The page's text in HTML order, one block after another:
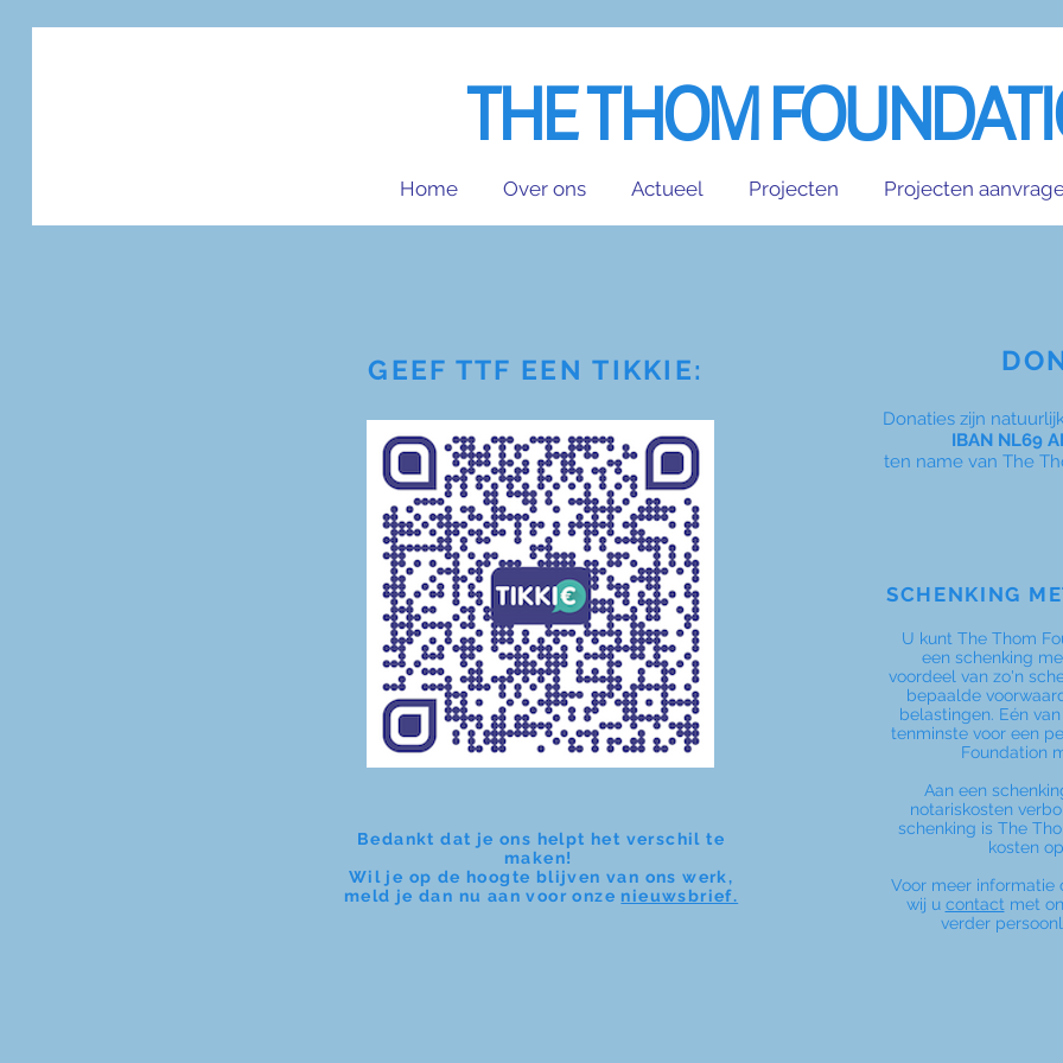
GEEF TTF EEN TIKKIE:
Bedankt dat je ons helpt het verschil te
maken!
Wil je op de hoogte blijven van ons werk,
meld je dan nu aan voor onze nieuwsbrief.
Donaties zijn
IBAN NL69
ten name van The
SCHENKING
U kunt The Thom
een schenking
voordeel van zo'n
bepaalde
belastingen. Eén
tenminste voor een
Foundation
Aan een
notariskosten
schenking is The
kosten
Voor meer informatie
wij u contact met
verder
THE THOM
Home Over ons Actueel Projecten Projecten